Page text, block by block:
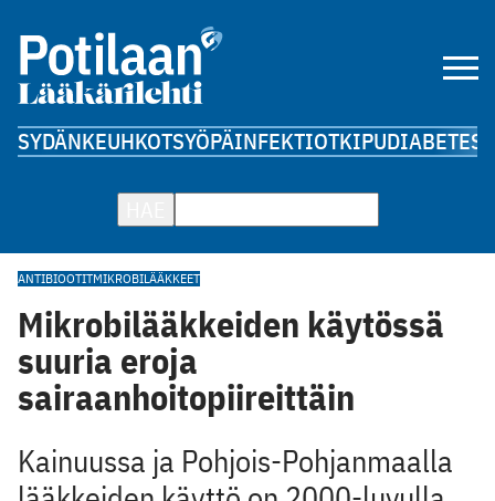
SYDÄNKEUHKOTSYÖPÄINFEKTIOTKIPUDIABETES
ANTIBIOOTITMIKROBILÄÄKKEET
Mikrobilääkkeiden käytössä
suuria eroja
sairaanhoitopiireittäin
Kainuussa ja Pohjois-Pohjanmaalla